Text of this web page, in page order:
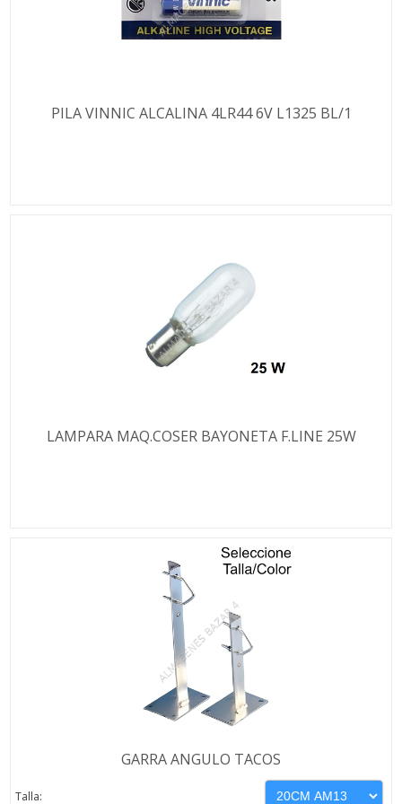
PILA VINNIC ALCALINA 4LR44 6V L1325 BL/1
LAMPARA MAQ.COSER BAYONETA F.LINE 25W
GARRA ANGULO TACOS
Talla: